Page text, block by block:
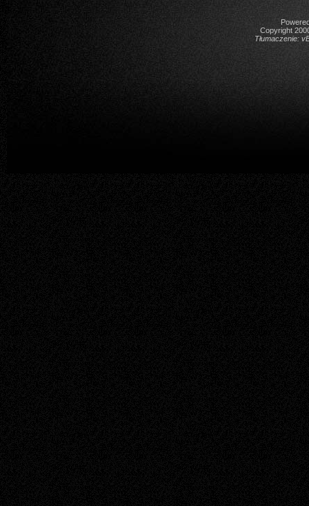
Copyright
Tłumaczenie: